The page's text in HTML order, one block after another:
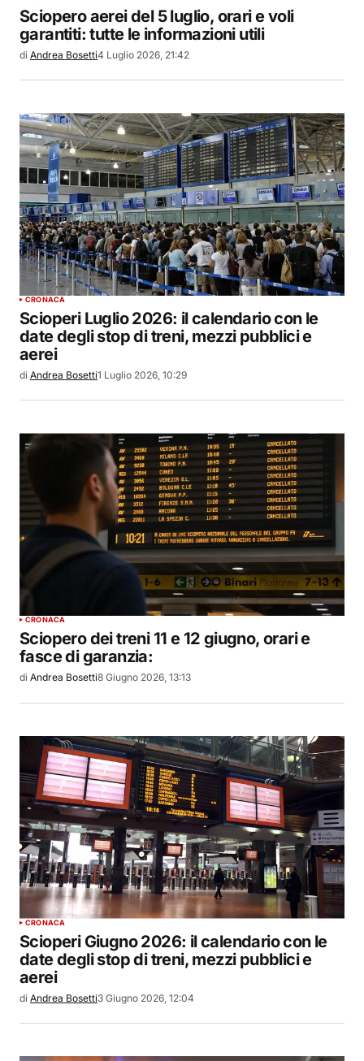
Sciopero aerei del 5 luglio, orari e voli
garantiti: tutte le informazioni utili
di Andrea Bosetti4 Luglio 2026, 21:42
CRONACA
Scioperi Luglio 2026: il calendario con le
date degli stop di treni, mezzi pubblici e
aerei
di Andrea Bosetti1 Luglio 2026, 10:29
CRONACA
Sciopero dei treni 11 e 12 giugno, orari e
fasce di garanzia:
di Andrea Bosetti8 Giugno 2026, 13:13
CRONACA
Scioperi Giugno 2026: il calendario con le
date degli stop di treni, mezzi pubblici e
aerei
di Andrea Bosetti3 Giugno 2026, 12:04